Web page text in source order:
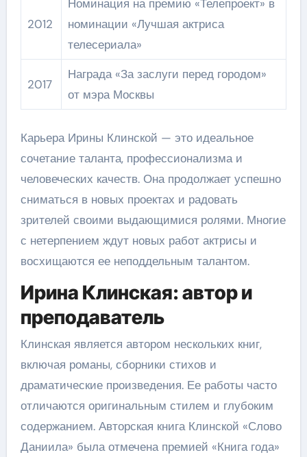
2012
Номинация на премию «Телепроект» в
номинации «Лучшая актриса
телесериала»
2017
Награда «За заслуги перед городом»
от мэра Москвы
Карьера Ирины Клинской — это идеальное
сочетание таланта, профессионализма и
человеческих качеств. Она продолжает успешно
сниматься в новых проектах и радовать
зрителей своими выдающимися ролями. Многие
с нетерпением ждут новых работ актрисы и
восхищаются ее неподдельным талантом.
Ирина Клинская: автор и
преподаватель
Клинская является автором нескольких книг,
включая романы, сборники стихов и
драматические произведения. Ее работы часто
отличаются оригинальным стилем и глубоким
содержанием. Авторская книга Клинской «Слово
Даниила» была отмечена премией «Книга года»